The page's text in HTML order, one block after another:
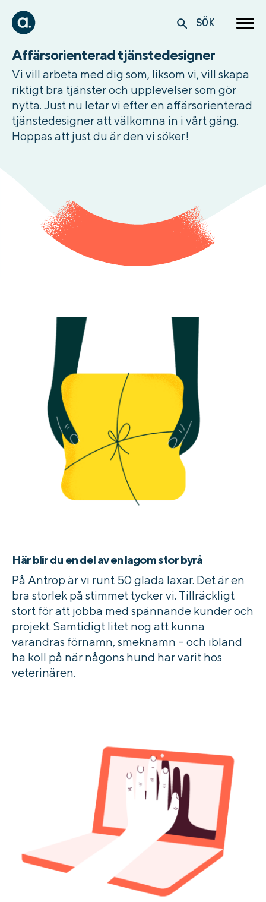
SÖK
Affärsorienterad tjänstedesigner
Vi vill arbeta med dig som, liksom vi, vill skapa
riktigt bra tjänster och upplevelser som gör
nytta. Just nu letar vi efter en affärsorienterad
tjänstedesigner att välkomna in i vårt gäng.
Hoppas att just du är den vi söker!
Här blir du en del av en lagom stor byrå
På Antrop är vi runt 50 glada laxar. Det är en
bra storlek på stimmet tycker vi. Tillräckligt
stort för att jobba med spännande kunder och
projekt. Samtidigt litet nog att kunna
varandras förnamn, smeknamn – och ibland
ha koll på när någons hund har varit hos
veterinären.